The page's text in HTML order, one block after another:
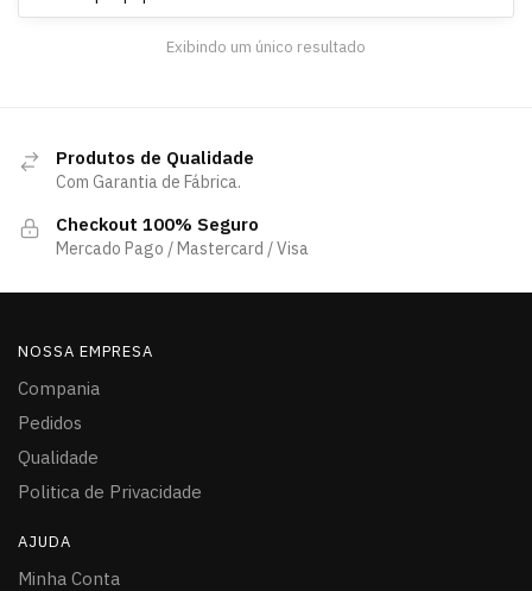
Exibindo um único resultado
Produtos de Qualidade
Com Garantia de Fábrica.
Checkout 100% Seguro
Mercado Pago / Mastercard / Visa
NOSSA EMPRESA
Compania
Pedidos
Qualidade
Politica de Privacidade
AJUDA
Minha Conta